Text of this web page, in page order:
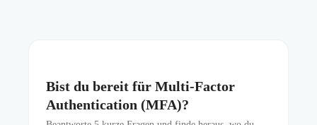
Bist du bereit für Multi-Factor
Authentication (MFA)?